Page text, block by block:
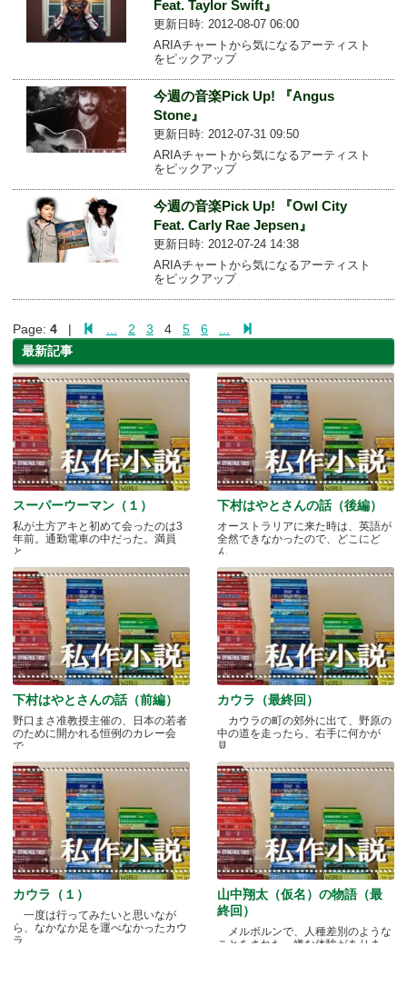
Feat. Taylor Swift』
更新日時: 2012-08-07 06:00
ARIAチャートから気になるアーティスト
をピックアップ
今週の音楽Pick Up! 『Angus
Stone』
更新日時: 2012-07-31 09:50
ARIAチャートから気になるアーティスト
をピックアップ
今週の音楽Pick Up! 『Owl City
Feat. Carly Rae Jepsen』
更新日時: 2012-07-24 14:38
ARIAチャートから気になるアーティスト
をピックアップ
Page: 4 | 2 3 4 5 6
最新記事
スーパーウーマン（１）
私が土方アキと初めて会ったのは3
年前。通勤電車の中だった。満員
と.....
下村はやとさんの話（後編）
オーストラリアに来た時は、英語が
全然できなかったので、どこにど
ん.....
下村はやとさんの話（前編）
野口まさ准教授主催の、日本の若者
のために開かれる恒例のカレー会
で.....
カウラ（最終回）
カウラの町の郊外に出て、野原の
中の道を走ったら、右手に何かが
見.....
カウラ（１）
一度は行ってみたいと思いなが
ら、なかなか足を運べなかったカウ
ラ.....
山中翔太（仮名）の物語（最
終回）
メルボルンで、人種差別のような
ことをされた、嫌な体験がありま